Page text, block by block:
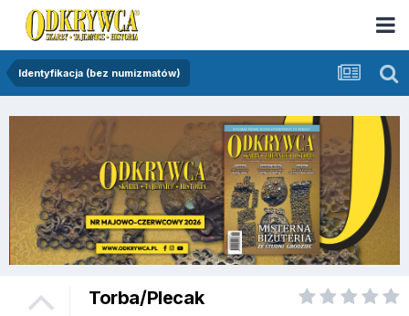
Identyfikacja (bez numizmatów)
Torba/Plecak